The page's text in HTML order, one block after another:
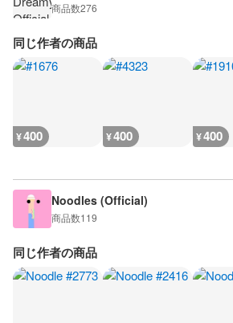
商品数276
同じ作者の商品
¥400 ¥400 ¥400
Noodles (Official)
商品数119
同じ作者の商品